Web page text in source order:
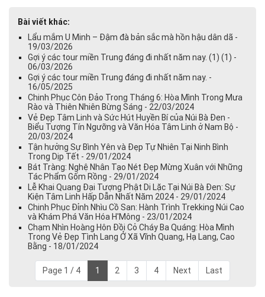
Bài viết khác:
Lẩu mắm U Minh – Đậm đà bản sắc mà hồn hậu dân dã -
19/03/2026
Gợi ý các tour miền Trung đáng đi nhất năm nay. (1) (1) -
06/03/2026
Gợi ý các tour miền Trung đáng đi nhất năm nay. -
16/05/2025
Chinh Phục Côn Đảo Trong Tháng 6: Hòa Mình Trong Mưa
Rào và Thiên Nhiên Bừng Sáng - 22/03/2024
Vẻ Đẹp Tâm Linh và Sức Hút Huyền Bí của Núi Bà Đen -
Biểu Tượng Tín Ngưỡng và Văn Hóa Tâm Linh ở Nam Bộ -
20/03/2024
Tận hưởng Sự Bình Yên và Đẹp Tự Nhiên Tại Ninh Bình
Trong Dịp Tết - 29/01/2024
Bát Tràng: Nghệ Nhân Tạo Nét Đẹp Mừng Xuân với Những
Tác Phẩm Gốm Rồng - 29/01/2024
Lễ Khai Quang Đại Tượng Phật Di Lặc Tại Núi Bà Đen: Sự
Kiện Tâm Linh Hấp Dẫn Nhất Năm 2024 - 29/01/2024
Chinh Phục Đỉnh Nhìu Cồ San: Hành Trình Trekking Núi Cao
và Khám Phá Văn Hóa H'Mông - 23/01/2024
Chạm Nhìn Hoàng Hôn Đồi Cỏ Cháy Ba Quáng: Hòa Mình
Trong Vẻ Đẹp Tình Lang Ở Xã Vĩnh Quang, Hạ Lang, Cao
Bằng - 18/01/2024
Page 1 / 4 1 2 3 4 Next Last